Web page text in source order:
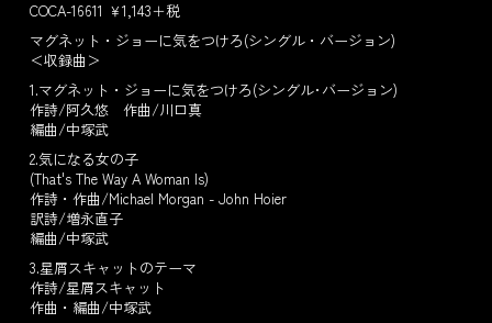
COCA-16611 ￥1,143＋税
マグネット・ジョーに気をつけろ(シングル・バージョン)
＜収録曲＞
1.マグネット・ジョーに気をつけろ(シングル･バージョン)
作詩/阿久悠 作曲/川口真
編曲/中塚武
2.気になる女の子
(That's The Way A Woman Is)
作詩・作曲/Michael Morgan - John Hoier
訳詩/増永直子
編曲/中塚武
3.星屑スキャットのテーマ
作詩/星屑スキャット
作曲・編曲/中塚武